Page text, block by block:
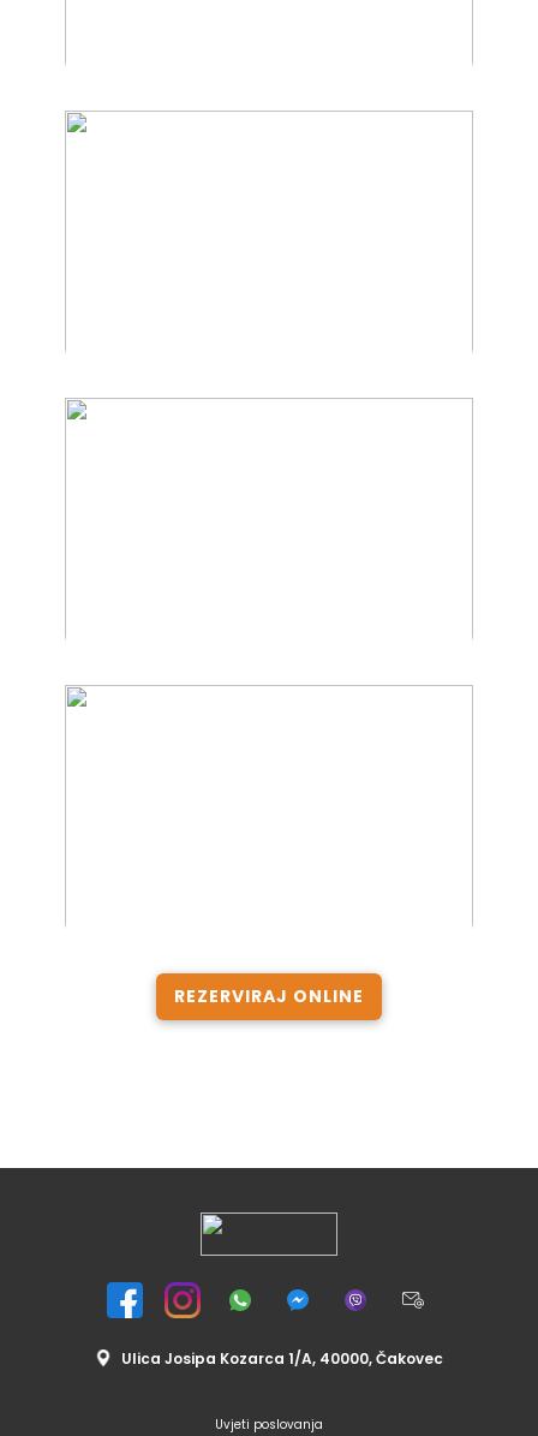
REZERVIRAJ ONLINE
Ulica Josipa Kozarca 1/A, 40000, Čakovec
Uvjeti poslovanja